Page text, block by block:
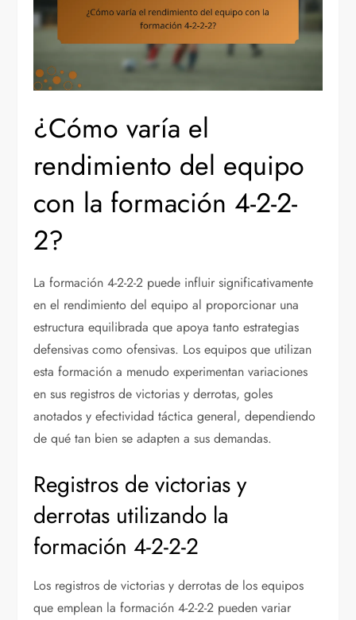
¿Cómo varía el
rendimiento del equipo
con la formación 4-2-2-
2?
La formación 4-2-2-2 puede influir significativamente
en el rendimiento del equipo al proporcionar una
estructura equilibrada que apoya tanto estrategias
defensivas como ofensivas. Los equipos que utilizan
esta formación a menudo experimentan variaciones
en sus registros de victorias y derrotas, goles
anotados y efectividad táctica general, dependiendo
de qué tan bien se adapten a sus demandas.
Registros de victorias y
derrotas utilizando la
formación 4-2-2-2
Los registros de victorias y derrotas de los equipos
que emplean la formación 4-2-2-2 pueden variar